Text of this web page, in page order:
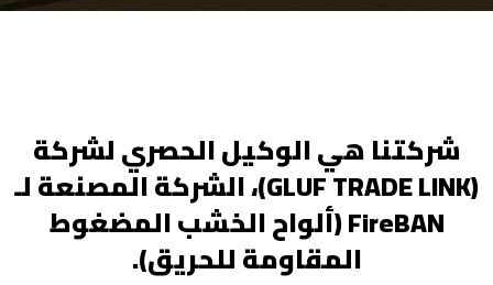
شركتنا هي الوكيل الحصري لشركة
(GLUF TRADE LINK)، الشركة المصنعة لـ
FireBAN (ألواح الخشب المضغوط
المقاومة للحريق).